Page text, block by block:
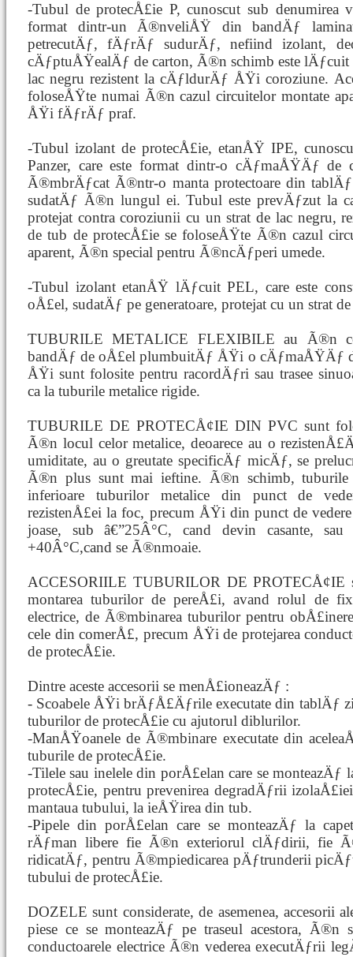
-Tubul de protecÅ£ie P, cunoscut sub denumirea
format dintr-un Ã®nveliÅŸ din bandÄƒ
petrecutÄƒ, fÄƒrÄƒ sudurÄƒ, nefiind izolant,
cÄƒptuÅŸealÄƒ de carton, Ã®n schimb este
lac negru rezistent la cÄƒldurÄƒ ÅŸi coroziune.
foloseÅŸte numai Ã®n cazul circuitelor montate
ÅŸi fÄƒrÄƒ praf.
-Tubul izolant de protecÅ£ie, etanÅŸ IPE,
Panzer, care este format dintr-o cÄƒmaÅŸÄƒ de
Ã®mbrÄƒcat Ã®ntr-o manta protectoare din
sudatÄƒ Ã®n lungul ei. Tubul este prevÄƒzut la
protejat contra coroziunii cu un strat de lac negru,
de tub de protecÅ£ie se foloseÅŸte Ã®n cazul
aparent, Ã®n special pentru Ã®ncÄƒperi umede.
-Tubul izolant etanÅŸ lÄƒcuit PEL, care este
oÅ£el, sudatÄƒ pe generatoare, protejat cu un strat
TUBURILE METALICE FLEXIBILE au Ã®n
bandÄƒ de oÅ£el plumbuitÄƒ ÅŸi o cÄƒmaÅŸÄƒ
ÅŸi sunt folosite pentru racordÄƒri sau trasee
ca la tuburile metalice rigide.
TUBURILE DE PROTECÅ¢IE DIN PVC sunt
Ã®n locul celor metalice, deoarece au o
umiditate, au o greutate specificÄƒ micÄƒ, se
Ã®n plus sunt mai ieftine. Ã®n schimb,
inferioare tuburilor metalice din punct de
rezistenÅ£ei la foc, precum ÅŸi din punct de
joase, sub â€”25Â°C, cand devin casante,
+40Â°C,cand se Ã®nmoaie.
ACCESORIILE TUBURILOR DE PROTECÅ¢IE
montarea tuburilor de pereÅ£i, avand rolul de
electrice, de Ã®mbinarea tuburilor pentru
cele din comerÅ£, precum ÅŸi de protejarea
de protecÅ£ie.
Dintre aceste accesorii se menÅ£ioneazÄƒ :
- Scoabele ÅŸi brÄƒÅ£Äƒrile executate din tablÄƒ
tuburilor de protecÅ£ie cu ajutorul diblurilor.
-ManÅŸoanele de Ã®mbinare executate din
tuburile de protecÅ£ie.
-Tilele sau inelele din porÅ£elan care se monteazÄƒ
protecÅ£ie, pentru prevenirea degradÄƒrii
mantaua tubului, la ieÅŸirea din tub.
-Pipele din porÅ£elan care se monteazÄƒ la
rÄƒman libere fie Ã®n exteriorul clÄƒdirii, fie
ridicatÄƒ, pentru Ã®mpiedicarea pÄƒtrunderii
tubului de protecÅ£ie.
DOZELE sunt considerate, de asemenea, accesorii
piese ce se monteazÄƒ pe traseul acestora, Ã®n
conductoarele electrice Ã®n vederea executÄƒrii